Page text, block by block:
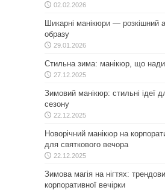
02.02.2026
Шикарні манікюри — розкішний
образу
29.01.2026
Стильна зима: манікюр, що
27.12.2025
Зимовий манікюр: стильні ідеї
сезону
22.12.2025
Новорічний манікюр на
для святкового вечора
22.12.2025
Зимова магія на нігтях:
корпоративної вечірки